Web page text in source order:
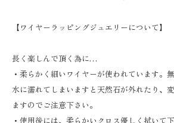
【ワイヤーラッピングジュエリーについて】
長く楽しんで頂く為に…
・柔らかく細いワイヤーが使われています。
水に濡れてしまいますと天然石が外れたり、
ますのでご注意下さい。
・使用後には、柔らかいクロス優しく拭いて下